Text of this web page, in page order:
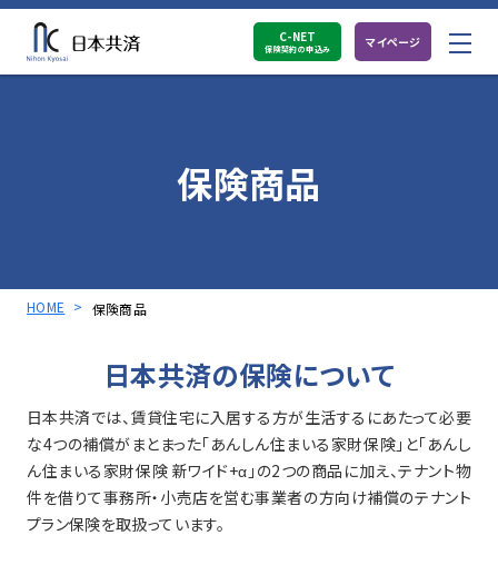
C-NET
保険契約の申込み マイページ
よくある質問
代理店募集
採用情報
共同保険 すまい共済株式会社
保険商品
HOME 保険商品
日本共済の保険について
日本共済では、賃貸住宅に入居する方が生活するにあたって必要
な4つの補償がまとまった「あんしん住まいる家財保険」と「あんし
ん住まいる家財保険 新ワイド+α」の2つの商品に加え、テナント物
件を借りて事務所・小売店を営む事業者の方向け補償のテナント
プラン保険を取扱っています。